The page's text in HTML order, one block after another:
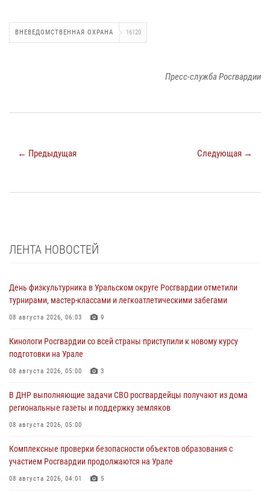
ВНЕВЕДОМСТВЕННАЯ ОХРАНА 16120
Пресс-служба Росгвардии
← Предыдущая Следующая →
ЛЕНТА НОВОСТЕЙ
День физкультурника в Уральском округе Росгвардии отметили
турнирами, мастер-классами и легкоатлетическими забегами
08 августа 2026, 06:03 9
Кинологи Росгвардии со всей страны приступили к новому курсу
подготовки на Урале
08 августа 2026, 05:00 3
В ДНР выполняющие задачи СВО росгвардейцы получают из дома
региональные газеты и поддержку земляков
08 августа 2026, 05:00
Комплексные проверки безопасности объектов образования с
участием Росгвардии продолжаются на Урале
08 августа 2026, 04:01 5